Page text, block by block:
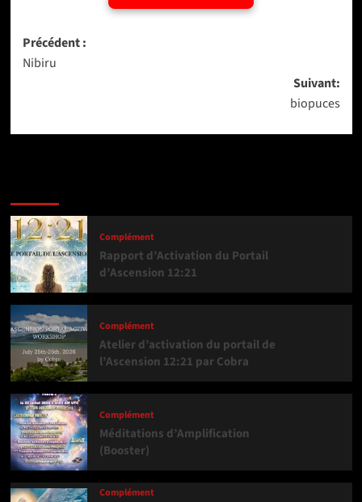
Navigation
d’article
Précédent :
Nibiru
Suivant:
biopuces
Complément
Rapport d’Activation du Portail
d’Ascension 12:21
Complément
Atelier d’activation du portail de
l’Ascension 12:21 par Cobra
Complément
Méditations d’Amplification
(Booster)
Complément